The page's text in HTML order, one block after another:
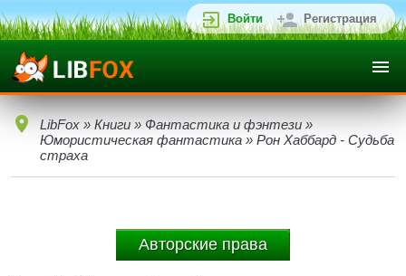
Войти Регистрация
LibFox » Книги » Фантастика и фэнтези »
Юмористическая фантастика » Рон Хаббард - Судьба
страха
Авторские права